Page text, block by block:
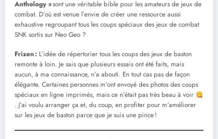
Anthology »sont une véritable bible pour les amateurs de jeux de
combat. D’où est venue l’envie de créer une ressource aussi
exhaustive regroupant tous les coups spéciaux des jeux de combat
SNK sortis sur Neo Geo ?
Frizen : L’idée de répertorier tous les coups des jeux de baston
remonte à loin. Je sais que plusieurs essais ont été faits, mais
aucun, à ma connaissance, n’a abouti. En tout cas pas de façon
élégante. Certaines personnes m’ont envoyé des photos des coups
spéciaux en ligne imprimés, mais ce n’était pas très beau à voir
. J’ai voulu arranger ça et, du coup, en profiter pour m’améliorer
sur les jeux de baston parce que je suis une pince !